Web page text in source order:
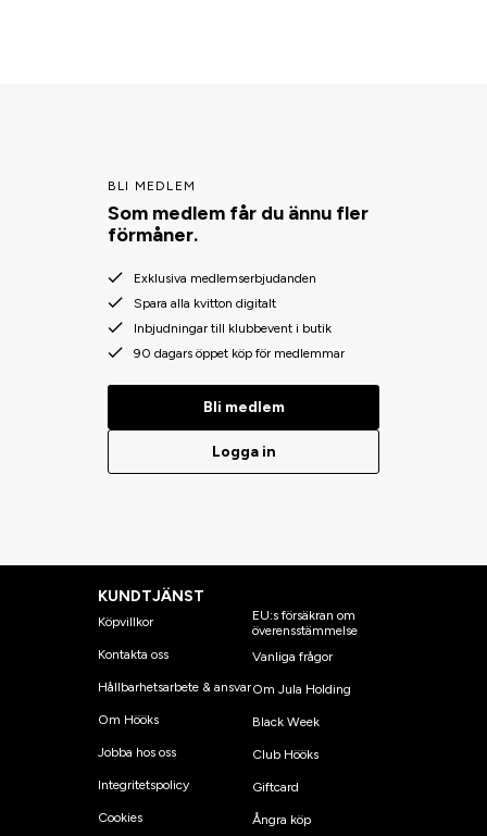
BLI MEDLEM
Som medlem får du ännu fler
förmåner.
Exklusiva medlemserbjudanden
Spara alla kvitton digitalt
Inbjudningar till klubbevent i butik
90 dagars öppet köp för medlemmar
Bli medlem
Logga in
KUNDTJÄNST
Köpvillkor
Kontakta oss
Hållbarhetsarbete & ansvar
Om Hööks
Jobba hos oss
Integritetspolicy
Cookies
EU:s försäkran om
överensstämmelse
Vanliga frågor
Om Jula Holding
Black Week
Club Hööks
Giftcard
Ångra köp